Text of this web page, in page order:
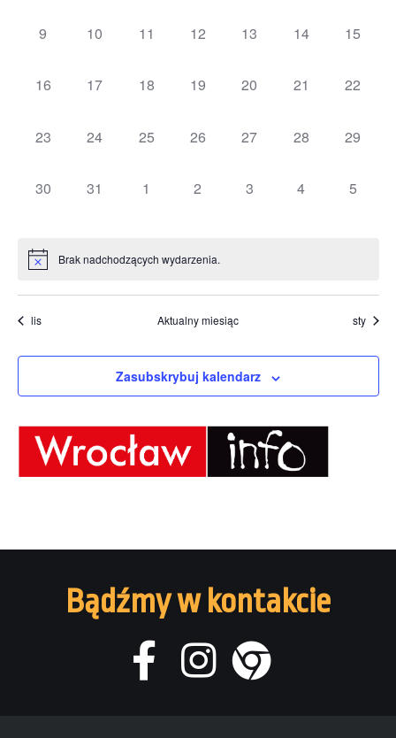
0
9
0
10
0
11
0
12
0
13
0
14
0
15
0
16
0
17
0
18
0
19
0
20
0
21
0
22
0
23
0
24
0
25
0
26
0
27
0
28
0
29
0
30
0
31
0
1
0
2
0
3
0
4
0
5
Brak nadchodzących wydarzenia.
lis Aktualny miesiąc sty
Zasubskrybuj kalendarz
Bądźmy w kontakcie